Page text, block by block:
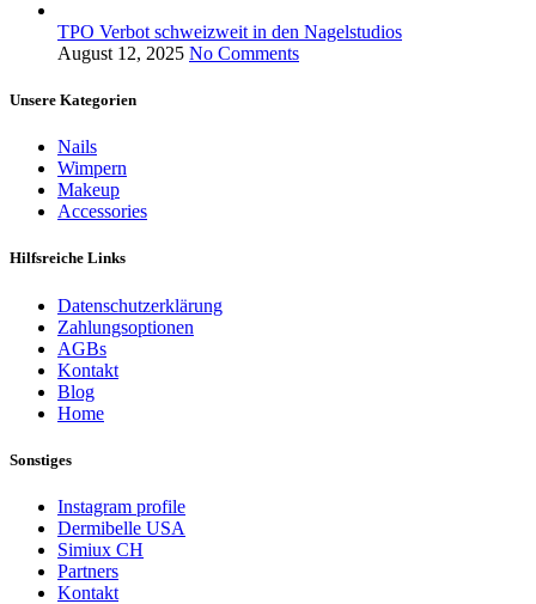
TPO Verbot schweizweit in den Nagelstudios
August 12, 2025 No Comments
Unsere Kategorien
Nails
Wimpern
Makeup
Accessories
Hilfsreiche Links
Datenschutzerklärung
Zahlungsoptionen
AGBs
Kontakt
Blog
Home
Sonstiges
Instagram profile
Dermibelle USA
Simiux CH
Partners
Kontakt